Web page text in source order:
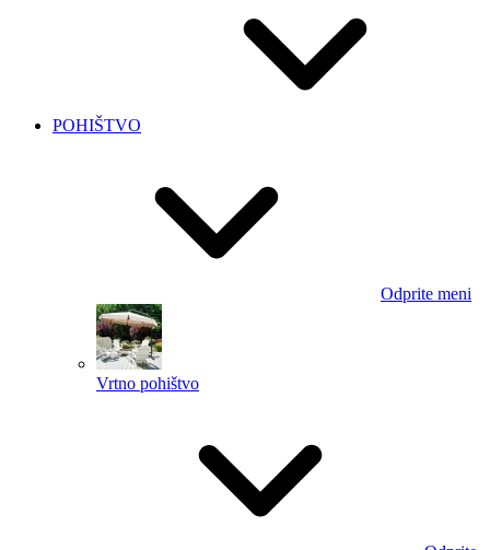
POHIŠTVO
Odprite meni
Vrtno pohištvo